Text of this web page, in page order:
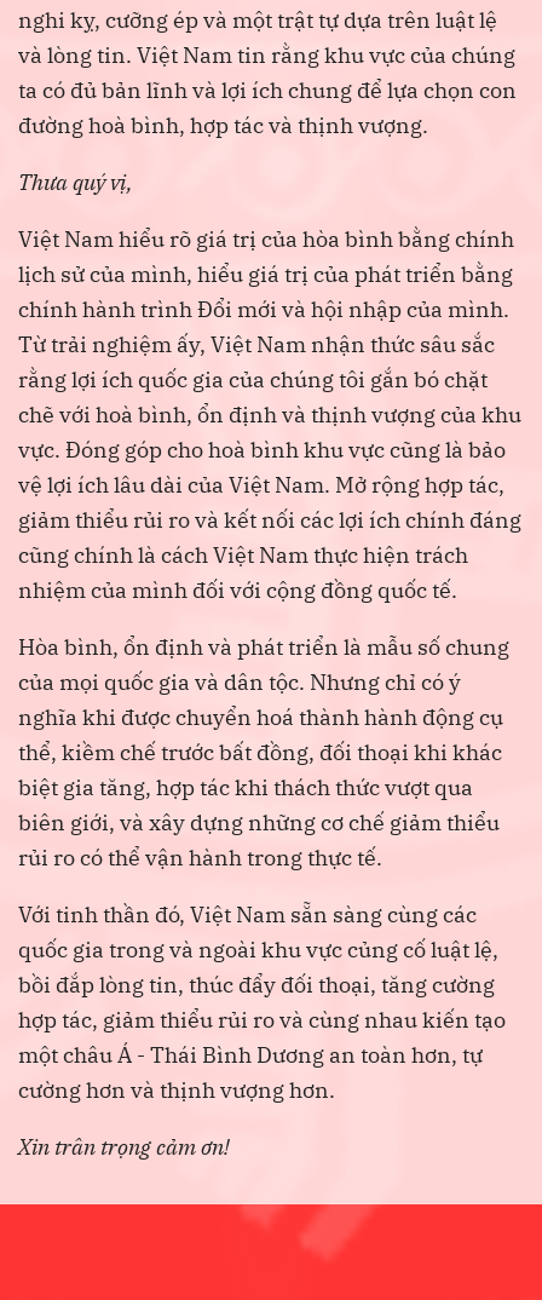
nghi kỵ, cưỡng ép và một trật tự dựa trên luật lệ
và lòng tin. Việt Nam tin rằng khu vực của chúng
ta có đủ bản lĩnh và lợi ích chung để lựa chọn con
đường hoà bình, hợp tác và thịnh vượng.
Thưa quý vị,
Việt Nam hiểu rõ giá trị của hòa bình bằng chính
lịch sử của mình, hiểu giá trị của phát triển bằng
chính hành trình Đổi mới và hội nhập của mình.
Từ trải nghiệm ấy, Việt Nam nhận thức sâu sắc
rằng lợi ích quốc gia của chúng tôi gắn bó chặt
chẽ với hoà bình, ổn định và thịnh vượng của khu
vực. Đóng góp cho hoà bình khu vực cũng là bảo
vệ lợi ích lâu dài của Việt Nam. Mở rộng hợp tác,
giảm thiểu rủi ro và kết nối các lợi ích chính đáng
cũng chính là cách Việt Nam thực hiện trách
nhiệm của mình đối với cộng đồng quốc tế.
Hòa bình, ổn định và phát triển là mẫu số chung
của mọi quốc gia và dân tộc. Nhưng chỉ có ý
nghĩa khi được chuyển hoá thành hành động cụ
thể, kiềm chế trước bất đồng, đối thoại khi khác
biệt gia tăng, hợp tác khi thách thức vượt qua
biên giới, và xây dựng những cơ chế giảm thiểu
rủi ro có thể vận hành trong thực tế.
Với tinh thần đó, Việt Nam sẵn sàng cùng các
quốc gia trong và ngoài khu vực củng cố luật lệ,
bồi đắp lòng tin, thúc đẩy đối thoại, tăng cường
hợp tác, giảm thiểu rủi ro và cùng nhau kiến tạo
một châu Á - Thái Bình Dương an toàn hơn, tự
cường hơn và thịnh vượng hơn.
Xin trân trọng cảm ơn!